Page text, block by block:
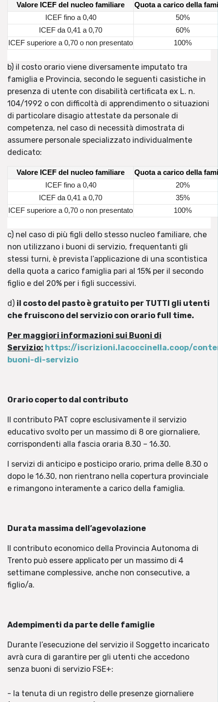

Valore ICEF del nucleo familiare
Quota a carico della
ICEF fino a 0,40
50%
ICEF da 0,41 a 0,70
60%
ICEF superiore a 0,70 o non presentato
100%
b) il costo orario viene diversamente imputato tra
famiglia e Provincia, secondo le seguenti casistiche in
presenza di utente con disabilità certificata ex L. n.
104/1992 o con difficoltà di apprendimento o situazioni
di particolare disagio attestate da personale di
competenza, nel caso di necessità dimostrata di
assumere personale specializzato individualmente
dedicato:

Valore ICEF del nucleo familiare
Quota a carico della
ICEF fino a 0,40
20%
ICEF da 0,41 a 0,70
35%
ICEF superiore a 0,70 o non presentato
100%
c) nel caso di più figli dello stesso nucleo familiare, che
non utilizzano i buoni di servizio, frequentanti gli
stessi turni, è prevista l’applicazione di una scontistica
della quota a carico famiglia pari al 15% per il secondo
figlio e del 20% per i figli successivi.
d) il costo del pasto è gratuito per TUTTI gli utenti
che fruiscono del servizio con orario full time.
Per maggiori informazioni sui Buoni di
Servizio: https://iscrizioni.lacoccinella.coop/
buoni-di-servizio
Orario coperto dal contributo
Il contributo PAT copre esclusivamente il servizio
educativo svolto per un massimo di 8 ore giornaliere,
corrispondenti alla fascia oraria 8.30 – 16.30.
I servizi di anticipo e posticipo orario, prima delle 8.30 o
dopo le 16.30, non rientrano nella copertura provinciale
e rimangono interamente a carico della famiglia.
Durata massima dell’agevolazione
Il contributo economico della Provincia Autonoma di
Trento può essere applicato per un massimo di 4
settimane complessive, anche non consecutive, a
figlio/a.
Adempimenti da parte delle famiglie
Durante l’esecuzione del servizio il Soggetto incaricato
avrà cura di garantire per gli utenti che accedono
senza buoni di servizio FSE+:
- la tenuta di un registro delle presenze giornaliere